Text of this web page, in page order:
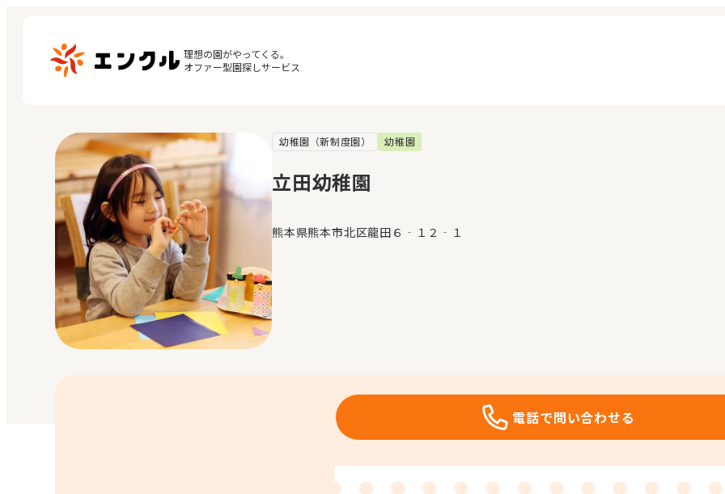
理想の園がやってくる。
オファー型園探しサービス
保育園・幼稚園を探す
地図から探す
地域から探す
マイページ
閲覧履歴
お気に入り
幼稚園（新制度園） 幼稚園
立田幼稚園
熊本県熊本市北区龍田６‐１２‐１
電話で問い合わせる